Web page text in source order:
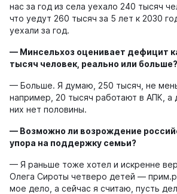
нас за год из села уехало 240 тысяч
что уедут 260 тысяч за 5 лет к 2030
уехали за год.
— Минсельхоз оценивает дефицит
тысяч человек, реально или больше?
— Больше. Я думаю, 250 тысяч, не
например, 20 тысяч работают в АПК, а
них нет половины.
— Возможно ли возрождение
упора на поддержку семьи?
— Я раньше тоже хотел и искренне
Олега Сироты четверо детей —
мое дело, а сейчас я считаю, пусть